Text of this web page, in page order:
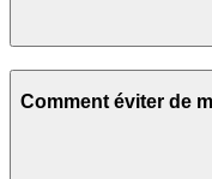
Comment éviter de